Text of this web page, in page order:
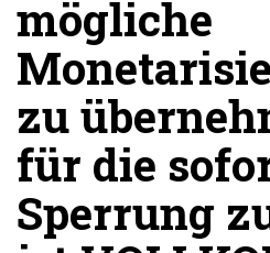
mögliche
zu
für die
Sperrung